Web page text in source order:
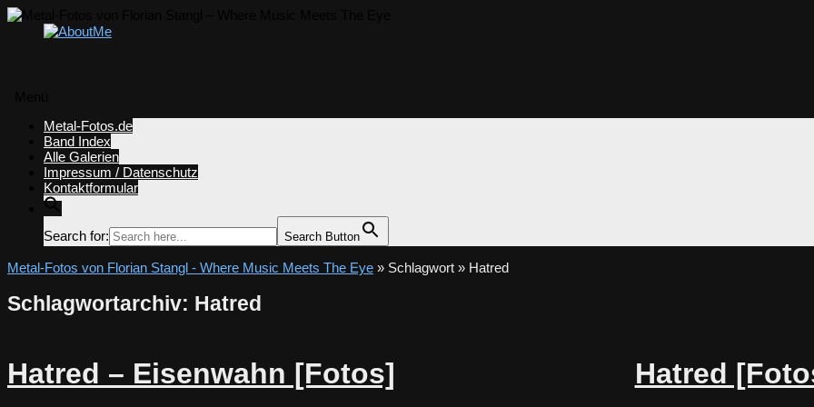
springen
Metal-Fotos.de
Band Index
Alle Galerien
Impressum / Datenschutz
Kontaktformular
Search for: Search Button
Metal-Fotos von Florian Stangl - Where Music Meets The Eye » Schlagwort » Hatred
Schlagwortarchiv: Hatred
Hatred – Eisenwahn [Fotos] Hatred